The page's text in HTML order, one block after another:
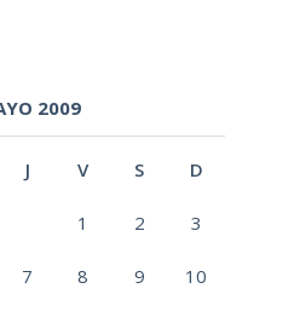
2009
J V S D
1 2 3
7 8 9 10